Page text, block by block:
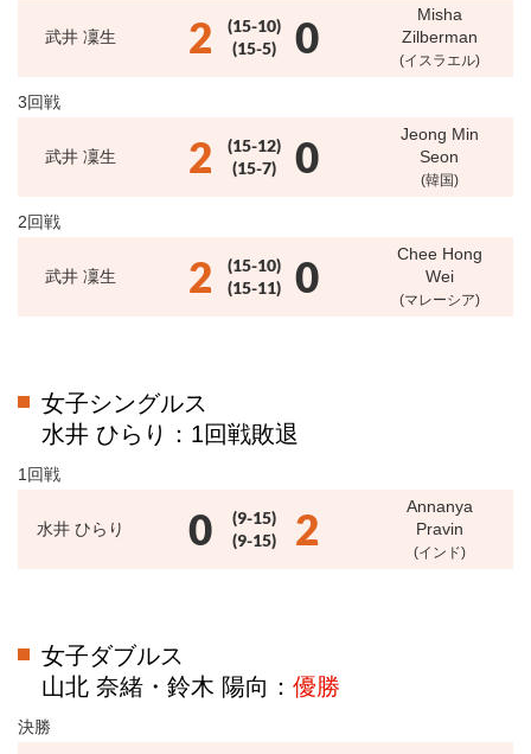
武井 凜生 2
(15-10)
(15-5)
0
Misha
Zilberman
(イスラエル)
3回戦
武井 凜生 2
(15-12)
(15-7)
0
Jeong Min
Seon
(韓国)
2回戦
武井 凜生 2
(15-10)
(15-11)
0
Chee Hong
Wei
(マレーシア)
女子シングルス
水井 ひらり：1回戦敗退
1回戦
水井 ひらり 0
(9-15)
(9-15)
2
Annanya
Pravin
(インド)
女子ダブルス
山北 奈緒・鈴木 陽向： 優勝
決勝